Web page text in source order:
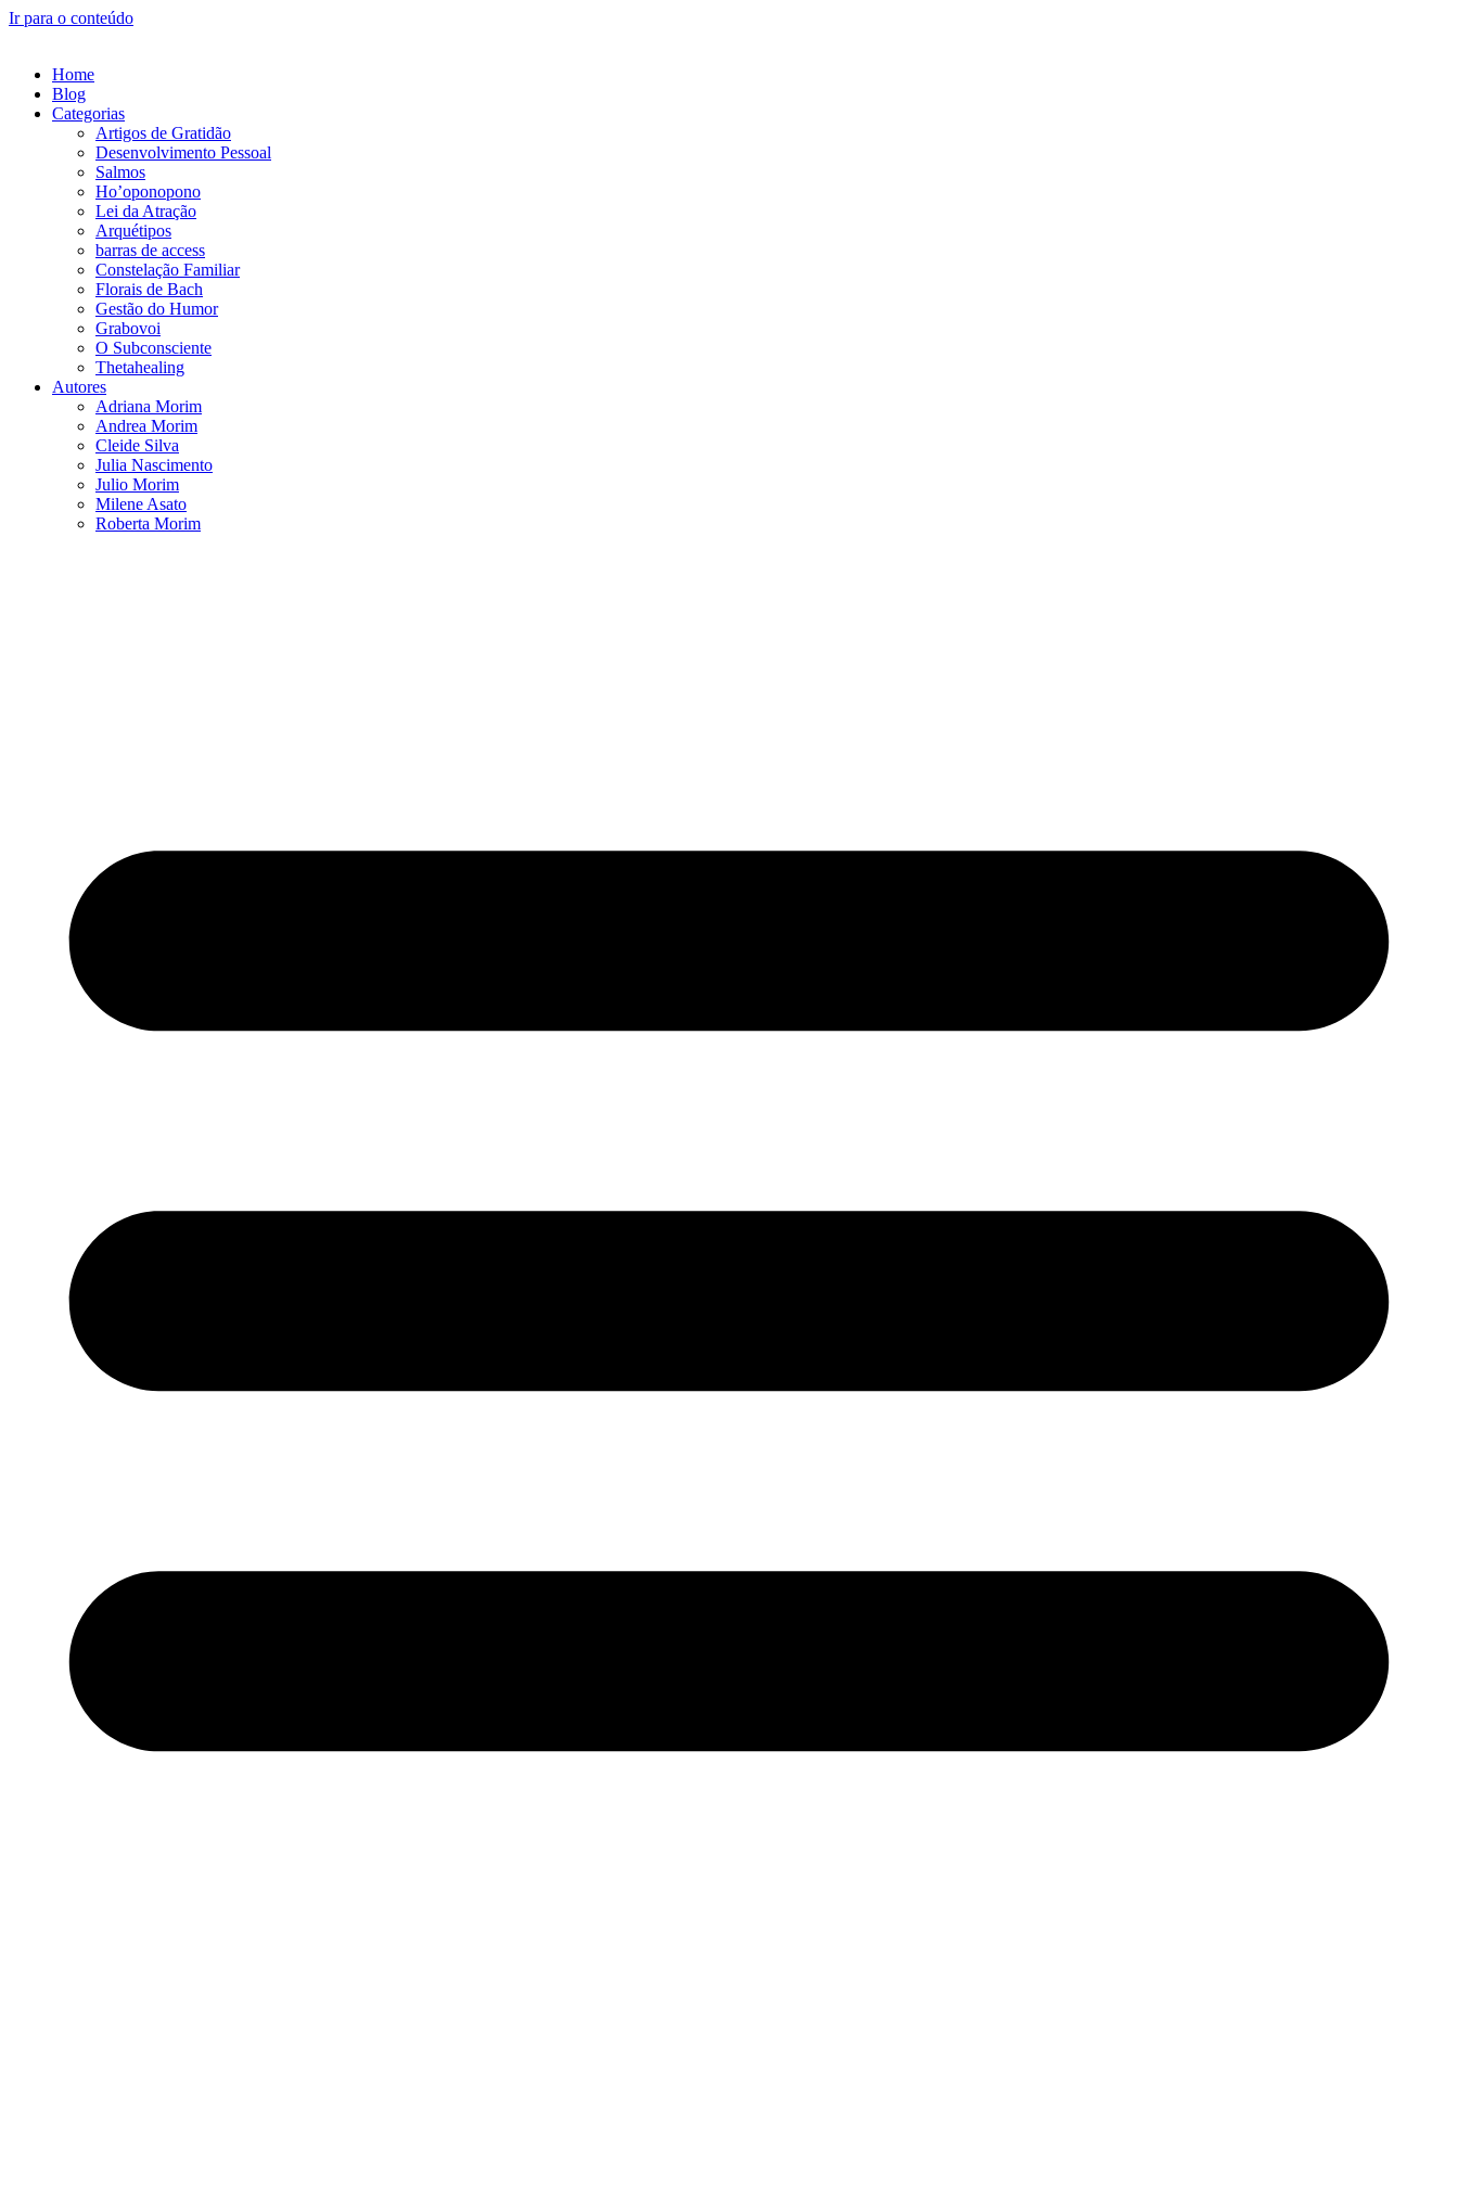
Ir para o conteúdo
Home
Blog
Categorias
Artigos de Gratidão
Desenvolvimento Pessoal
Salmos
Ho’oponopono
Lei da Atração
Arquétipos
barras de access
Constelação Familiar
Florais de Bach
Gestão do Humor
Grabovoi
O Subconsciente
Thetahealing
Autores
Adriana Morim
Andrea Morim
Cleide Silva
Julia Nascimento
Julio Morim
Milene Asato
Roberta Morim